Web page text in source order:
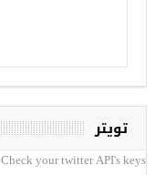
تويتر
Check your twitter API's keys